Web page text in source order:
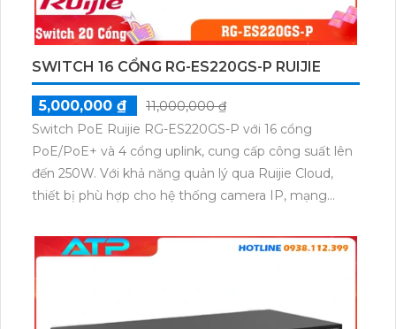
SWITCH 16 CỔNG RG-ES220GS-P RUIJIE
5,000,000 ₫
11,000,000 ₫
Switch PoE Ruijie RG-ES220GS-P với 16 cổng
PoE/PoE+ và 4 cổng uplink, cung cấp công suất lên
đến 250W. Với khả năng quản lý qua Ruijie Cloud,
thiết bị phù hợp cho hệ thống camera IP, mạng
tính ổn định.